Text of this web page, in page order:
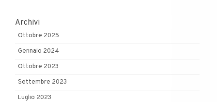
Archivi
Ottobre 2025
Gennaio 2024
Ottobre 2023
Settembre 2023
Luglio 2023